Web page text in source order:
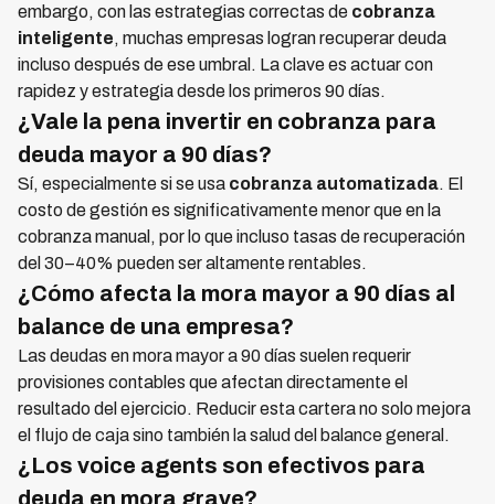
embargo, con las estrategias correctas de cobranza
inteligente, muchas empresas logran recuperar deuda
incluso después de ese umbral. La clave es actuar con
rapidez y estrategia desde los primeros 90 días.
¿Vale la pena invertir en cobranza para
deuda mayor a 90 días?
Sí, especialmente si se usa cobranza automatizada. El
costo de gestión es significativamente menor que en la
cobranza manual, por lo que incluso tasas de recuperación
del 30–40% pueden ser altamente rentables.
¿Cómo afecta la mora mayor a 90 días al
balance de una empresa?
Las deudas en mora mayor a 90 días suelen requerir
provisiones contables que afectan directamente el
resultado del ejercicio. Reducir esta cartera no solo mejora
el flujo de caja sino también la salud del balance general.
¿Los voice agents son efectivos para
deuda en mora grave?